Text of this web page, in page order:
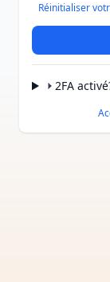
Réinitialiser
2FA